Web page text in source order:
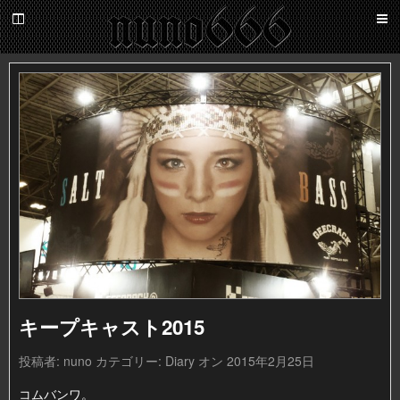
nuno666
百
鬼
夜
キープキャスト2015
投稿者: nuno カテゴリー: Diary オン 2015年2月25日
コムバンワ。